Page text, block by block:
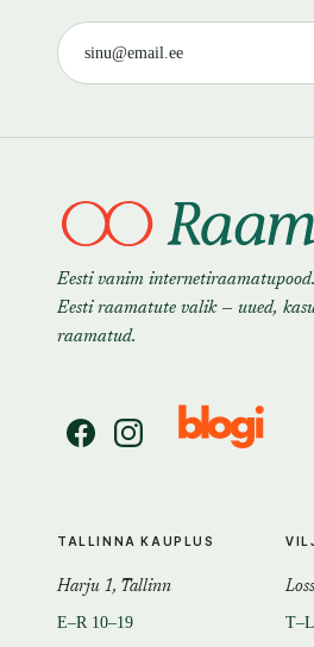
Eesti vanim
Eesti raamatute valik — uued,
raamatud.
TALLINNA KAUPLUS
Harju 1, Tallinn
E–R 10–19